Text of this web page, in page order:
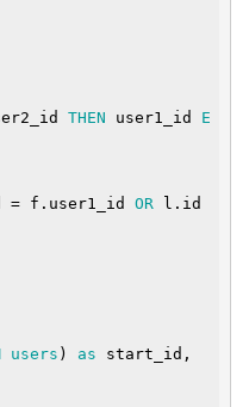
THEN user1_id E
f.user1_id OR l.id
users ) as start_id,